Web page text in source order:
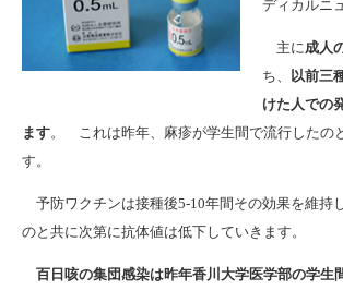
ディカルニ
主に成人
ち、 以前三
けた人での
ます。 これは昨年、麻疹が学生間で流行したの
す。
予防ワクチンは接種後5-10年間その効果を維持
のと共に次第に抗体値は低下していきます。
百日咳の集団感染は昨年香川大学医学部の学生
料金一覧 new